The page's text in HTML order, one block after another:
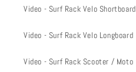
Video - Surf Rack Velo Shortboard
Video - Surf Rack Velo Longboard
Video - Surf Rack Scooter / Moto